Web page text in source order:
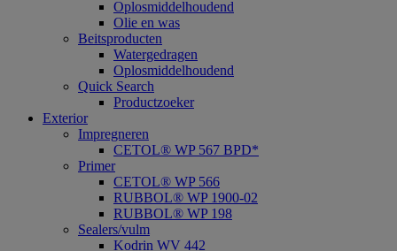
Oplosmiddelhoudend
Olie en was
Beitsproducten
Watergedragen
Oplosmiddelhoudend
Quick Search
Productzoeker
Exterior
Impregneren
CETOL® WP 567 BPD*
Primer
CETOL® WP 566
RUBBOL® WP 1900-02
RUBBOL® WP 198
Sealers/vulm
Kodrin WV 442